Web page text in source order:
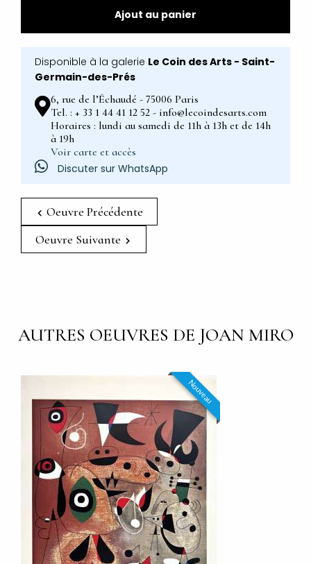
Ajout au panier
Disponible à la galerie Le Coin des Arts - Saint-
Germain-des-Prés
6, rue de l’Échaudé - 75006 Paris
Tel. : + 33 1 44 41 12 52 - info@lecoindesarts.com
Horaires : lundi au samedi de 11h à 13h et de 14h
à 19h
Voir carte et accès
Discuter sur WhatsApp
Oeuvre Précédente
Oeuvre Suivante
AUTRES OEUVRES DE JOAN MIRO
Nouveau